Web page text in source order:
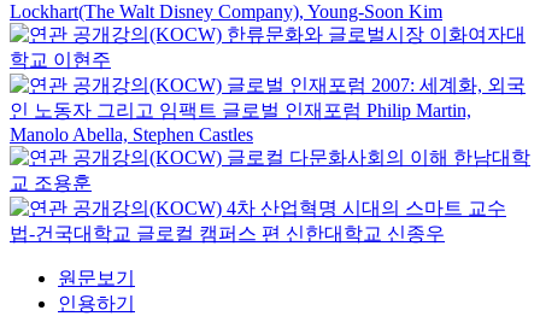
Lockhart(The Walt Disney Company), Young-Soon Kim
한류문화와 글로벌시장 이화여자대
학교 이현주
글로벌 인재포럼 2007: 세계화, 외국
인 노동자 그리고 임팩트 글로벌 인재포럼 Philip Martin,
Manolo Abella, Stephen Castles
글로컬 다문화사회의 이해 한남대학
교 조용훈
4차 산업혁명 시대의 스마트 교수
법-건국대학교 글로컬 캠퍼스 편 신한대학교 신종우
원문보기
인용하기